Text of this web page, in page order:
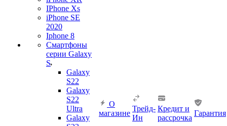
IPhone Xs
iPhone SE
2020
Iphone 8
Смартфоны
серии Galaxy
S
Galaxy
S22
Galaxy
S22
Ultra
Galaxy
О
магазине
Трейд-
Ин
Кредит и
рассрочка
Гарантия